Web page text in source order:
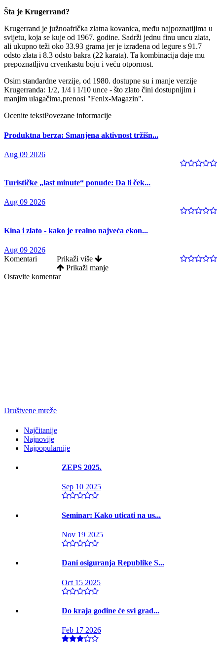
Šta je Krugerrand?
Krugerrand je južnoafrička zlatna kovanica, među najpoznatijima u
svijetu, koja se kuje od 1967. godine. Sadrži jednu finu uncu zlata,
ali ukupno teži oko 33.93 grama jer je izrađena od legure s 91.7
odsto zlata i 8.3 odsto bakra (22 karata). Ta kombinacija daje mu
prepoznatljivu crvenkastu boju i veću otpornost.
Osim standardne verzije, od 1980. dostupne su i manje verzije
Krugerranda: 1/2, 1/4 i 1/10 unce - što zlato čini dostupnijim i
manjim ulagačima,prenosi "Fenix-Magazin".
Ocenite tekstPovezane informacije
Produktna berza: Smanjena aktivnost tržišn...
Aug 09 2026
Turističke „last minute“ ponude: Da li ček...
Aug 09 2026
Kina i zlato - kako je realno najveća ekon...
Aug 09 2026
Komentari
Prikaži više
Prikaži manje
Ostavite komentar
Društvene mreže
Najčitanije
Najnovije
Najpopularnije
ZEPS 2025.
Sep 10 2025
Seminar: Kako uticati na us...
Nov 19 2025
Dani osiguranja Republike S...
Oct 15 2025
Do kraja godine će svi grad...
Feb 17 2026